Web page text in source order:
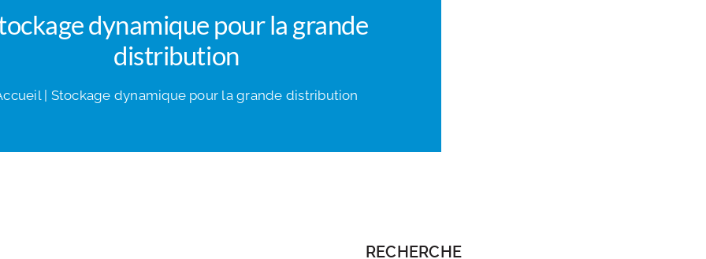
dynamique pour la grande
distribution
| Stockage dynamique pour la grande distribution
RECHERCHE